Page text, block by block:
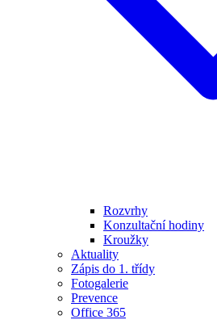
Rozvrhy
Konzultační hodiny
Kroužky
Aktuality
Zápis do 1. třídy
Fotogalerie
Prevence
Office 365